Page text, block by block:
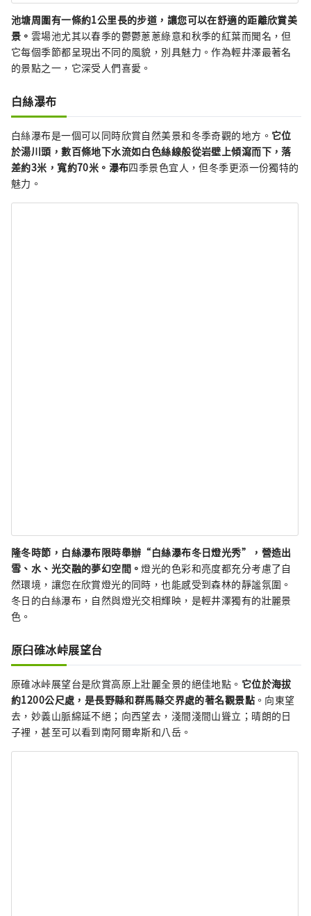
池塘周圍有一條約1公里長的步道，讓您可以在舒適的距離欣賞美
景。 雲場池尤其以春季的鬱鬱蔥蔥綠意和秋季的紅葉而聞名，但
它每個季節都呈現出不同的風貌，別具魅力。作為輕井澤最著名
的景點之一，它深受人們喜愛。
白絲瀑布
白絲瀑布是一個可以同時欣賞自然美景和冬季奇觀的地方。 它位
於湯川頭，數百條地下水流如白色絲線般從岩壁上傾瀉而下，落
差約3米，寬約70米。瀑布四季景色宜人，但冬季更添一份獨特的
魅力。
隆冬時節，白絲瀑布限時舉辦“白絲瀑布冬日燈光秀”，營造出
雪、水、光交融的夢幻空間。燈光的色彩和亮度都充分考慮了自
然環境，讓您在欣賞燈光的同時，也能感受到森林的靜謐氛圍。
冬日的白絲瀑布，自然與燈光交相輝映，是輕井澤獨有的壯麗景
色。
原臼碓冰峠展望台
原碓冰峠展望台是欣賞高原上壯麗全景的絕佳地點。 它位於海拔
約1200公尺處，是長野縣和群馬縣交界處的著名觀景點。向東望
去，妙義山脈綿延不絕；向西望去，淺間淺間山聳立；晴朗的日
子裡，甚至可以看到南阿爾卑斯和八岳。